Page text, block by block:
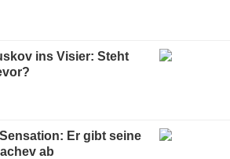
ins Visier: Steht
Er gibt seine
ab